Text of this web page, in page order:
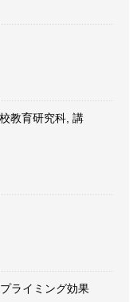
教育研究科, 講
ライミング効果